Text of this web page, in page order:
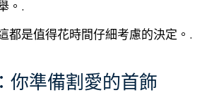
。.
都是值得花時間仔細考慮的決定。.
你準備割愛的首飾